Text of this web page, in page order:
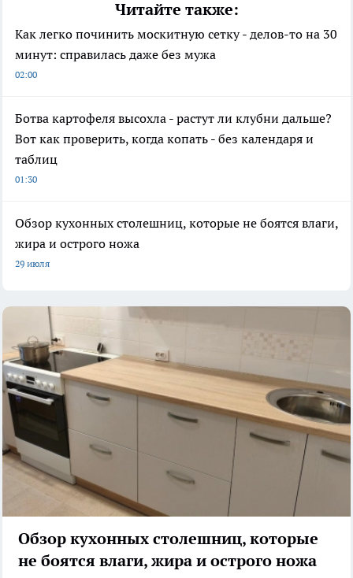
Читайте также:
Как легко починить москитную сетку - делов-то на 30
минут: справилась даже без мужа
02:00
Ботва картофеля высохла - растут ли клубни дальше?
Вот как проверить, когда копать - без календаря и
таблиц
01:30
Обзор кухонных столешниц, которые не боятся влаги,
жира и острого ножа
29 июля
Обзор кухонных столешниц, которые
не боятся влаги, жира и острого ножа